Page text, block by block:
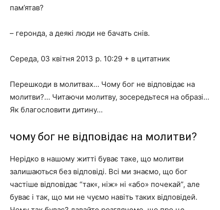
пам’ятав?
– геронда, а деякі люди не бачать снів.
Середа, 03 квітня 2013 р. 10:29 + в цитатник
Перешкоди в молитвах… Чому бог не відповідає на
молитви?… Читаючи молитву, зосередьтеся на образі…
Як благословити дитину…
чому бог не відповідає на молитви?
Нерідко в нашому житті буває таке, що молитви
залишаються без відповіді. Всі ми знаємо, що бог
частіше відповідає “так«, ніж» ні «або» почекай”, але
буває і так, що ми не чуємо навіть таких відповідей.